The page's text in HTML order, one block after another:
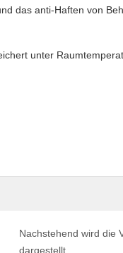
das anti-Haften von
unter
Nachstehend wird die
dargestellt.